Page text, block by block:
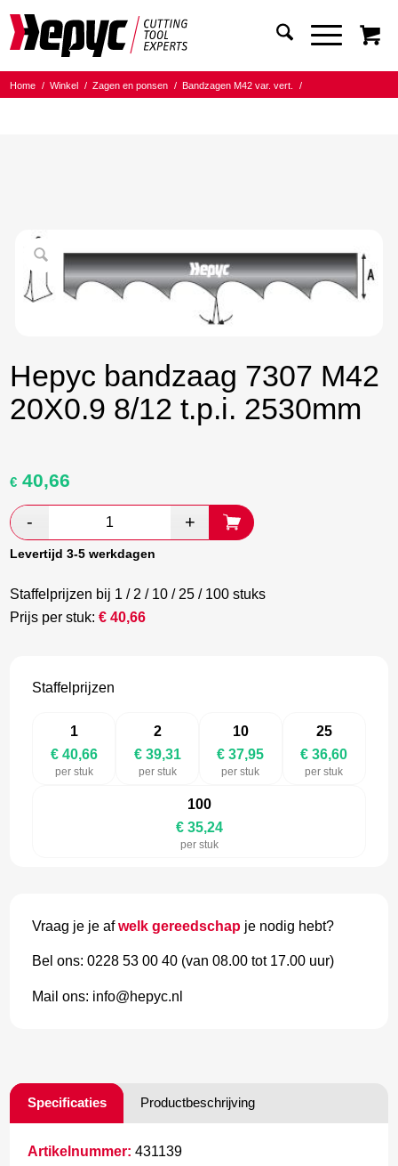
Home / Winkel / Zagen en ponsen / Bandzagen M42 var. vert.
/
Hepyc bandzaag 7307 M42
20X0.9 8/12 t.p.i. 2530mm
Oorspronkelijke
was:
€ 67,77.
€ 40,66
€ 39,31.
Levertijd 3-5 werkdagen
Staffelprijzen bij 1 / 2 / 10 / 25 / 100 stuks
Prijs per stuk:€40,66
Staffelprijzen
1
€ 40,66
per stuk
2
€ 39,31
per stuk
10
€ 37,95
per stuk
25
€ 36,60
per stuk
100
€ 35,24
per stuk
Vraag je je afwelk gereedschap je nodig hebt?
Bel ons: 0228 53 00 40 (van 08.00 tot 17.00 uur)
Mail ons: info@hepyc.nl
Specificaties Productbeschrijving
Artikelnummer: 431139